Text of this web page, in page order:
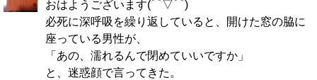
おはようございます(⌒▽⌒)
必死に深呼吸を繰り返していると、開けた窓の脇に
座っている男性が、
「あの、濡れるんで閉めていいですか」
と、迷惑顔で言ってきた。